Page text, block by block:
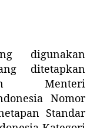
digunakan
ditetapkan
Menteri
Nomor
Standar